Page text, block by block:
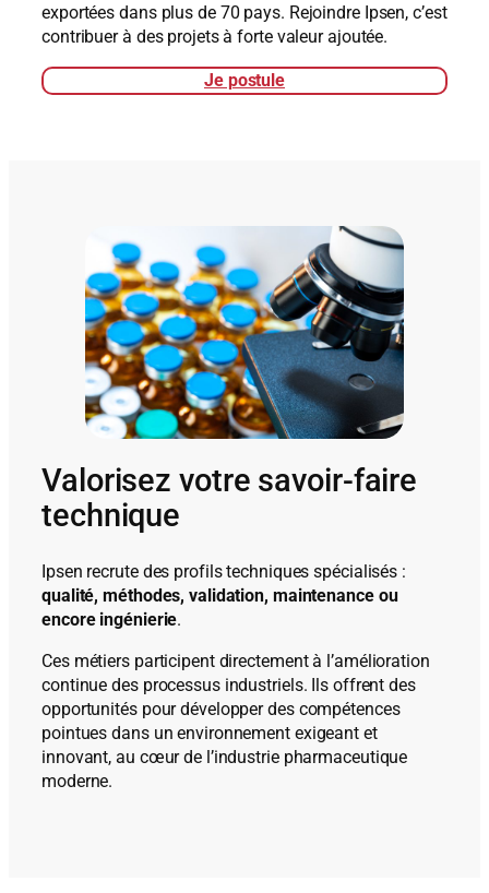
exportées dans plus de 70 pays. Rejoindre Ipsen, c’est
contribuer à des projets à forte valeur ajoutée.
Je postule
Valorisez votre savoir-faire
technique
Ipsen recrute des profils techniques spécialisés :
qualité, méthodes, validation, maintenance ou
encore ingénierie.
Ces métiers participent directement à l’amélioration
continue des processus industriels. Ils offrent des
opportunités pour développer des compétences
pointues dans un environnement exigeant et
innovant, au cœur de l’industrie pharmaceutique
moderne.